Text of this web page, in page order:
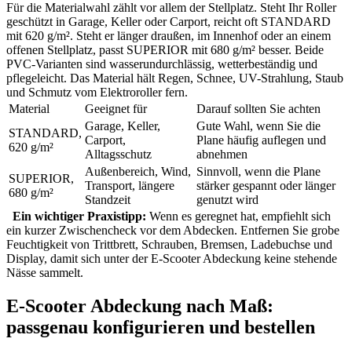
Für die Materialwahl zählt vor allem der Stellplatz. Steht Ihr Roller
geschützt in Garage, Keller oder Carport, reicht oft STANDARD
mit 620 g/m². Steht er länger draußen, im Innenhof oder an einem
offenen Stellplatz, passt SUPERIOR mit 680 g/m² besser. Beide
PVC-Varianten sind wasserundurchlässig, wetterbeständig und
pflegeleicht. Das Material hält Regen, Schnee, UV-Strahlung, Staub
und Schmutz vom Elektroroller fern.
Material
Geeignet für
Darauf sollten Sie achten
STANDARD,
620 g/m²
Garage, Keller,
Carport,
Alltagsschutz
Gute Wahl, wenn Sie die
Plane häufig auflegen und
abnehmen
SUPERIOR,
680 g/m²
Außenbereich, Wind,
Transport, längere
Standzeit
Sinnvoll, wenn die Plane
stärker gespannt oder länger
genutzt wird
Ein wichtiger Praxistipp: Wenn es geregnet hat, empfiehlt sich
ein kurzer Zwischencheck vor dem Abdecken. Entfernen Sie grobe
Feuchtigkeit von Trittbrett, Schrauben, Bremsen, Ladebuchse und
Display, damit sich unter der E-Scooter Abdeckung keine stehende
Nässe sammelt.
E-Scooter Abdeckung nach Maß:
passgenau konfigurieren und bestellen